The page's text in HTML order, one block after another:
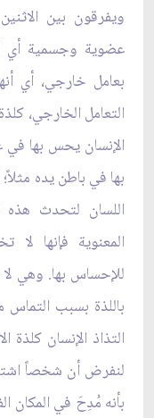
ويفرقون بين
عضوية وجسمية أي
بعامل خارجي، أي
التعامل الخارجي،
الإنسان يحس بها
بها في باطن يده
اللسان لتحدث هذه
المعنوية فإنها
للإحساس بها. وهي
باللذة بسبب
التذاذ الإنسان كلذة
لنفرض أن شخصاً
بأنه مُدِحَ في المكان